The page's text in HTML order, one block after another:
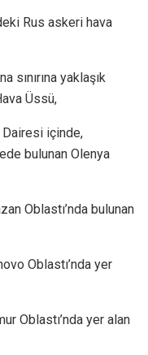
Rus askeri hava
sınırına yaklaşık
Üssü,
Dairesi içinde,
bulunan Olenya
Oblastı’nda bulunan
Oblastı’nda yer
Oblastı’nda yer alan